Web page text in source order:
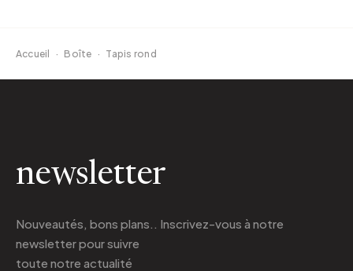
Accueil · Boîte · Tapis rond
newsletter
Nouveautés, bons plans.. Inscrivez-vous à notre
newsletterpour suivre
toute notre actualité